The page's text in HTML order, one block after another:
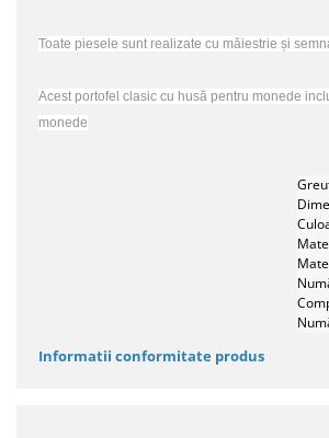
Toate piesele sunt realizate cu măiestrie și
Acest portofel clasic cu husă pentru monede
monede
Informatii conformitate produs